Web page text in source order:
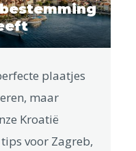
plaatjes
maar
Kroatië
voor Zagreb,